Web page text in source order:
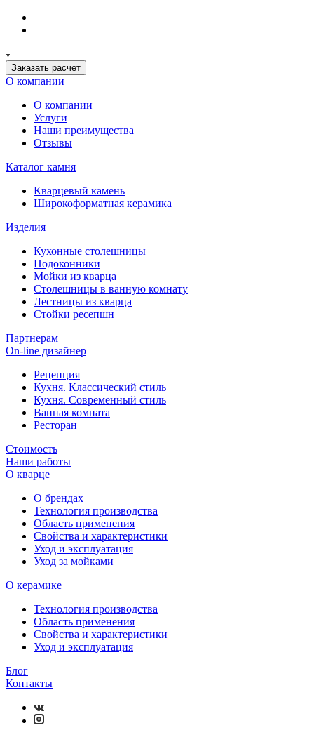
Заказать расчет
О компании
О компании
Услуги
Наши преимущества
Отзывы
Каталог камня
Кварцевый камень
Широкоформатная керамика
Изделия
Кухонные столешницы
Подоконники
Мойки из кварца
Столешницы в ванную комнату
Лестницы из кварца
Стойки ресепшн
Партнерам
On-line дизайнер
Рецепция
Кухня. Классический стиль
Кухня. Современный стиль
Ванная комната
Ресторан
Стоимость
Наши работы
О кварце
О брендах
Технология производства
Область применения
Свойства и характеристики
Уход и эксплуатация
Уход за мойками
О керамике
Технология производства
Область применения
Свойства и характеристики
Уход и эксплуатация
Блог
Контакты